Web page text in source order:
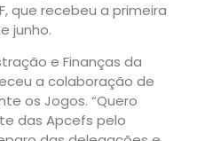
que recebeu a primeira
junho.
e Finanças da
a colaboração de
os Jogos. “Quero
das Apcefs pelo